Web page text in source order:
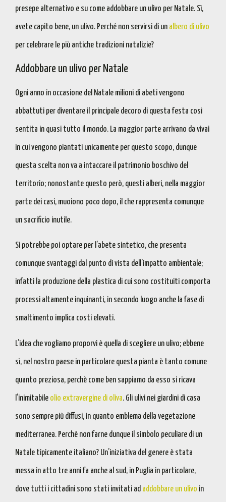
presepe alternativo e su come addobbare un ulivo per Natale. Sì,
avete capito bene, un ulivo. Perché non servirsi di un albero di ulivo
per celebrare le più antiche tradizioni natalizie?
Addobbare un ulivo per Natale
Ogni anno in occasione del Natale milioni di abeti vengono
abbattuti per diventare il principale decoro di questa festa così
sentita in quasi tutto il mondo. La maggior parte arrivano da vivai
in cui vengono piantati unicamente per questo scopo, dunque
questa scelta non va a intaccare il patrimonio boschivo del
territorio; nonostante questo però, questi alberi, nella maggior
parte dei casi, muoiono poco dopo, il che rappresenta comunque
un sacrificio inutile.
Si potrebbe poi optare per l’abete sintetico, che presenta
comunque svantaggi dal punto di vista dell’impatto ambientale;
infatti la produzione della plastica di cui sono costituiti comporta
processi altamente inquinanti, in secondo luogo anche la fase di
smaltimento implica costi elevati.
L’idea che vogliamo proporvi è quella di scegliere un ulivo; ebbene
sì, nel nostro paese in particolare questa pianta è tanto comune
quanto preziosa, perchè come ben sappiamo da esso si ricava
l’inimitabile olio extravergine di oliva. Gli ulivi nei giardini di casa
sono sempre più diffusi, in quanto emblema della vegetazione
mediterranea. Perché non farne dunque il simbolo peculiare di un
Natale tipicamente italiano? Un’iniziativa del genere è stata
messa in atto tre anni fa anche al sud, in Puglia in particolare,
dove tutti i cittadini sono stati invitati ad addobbare un ulivo in